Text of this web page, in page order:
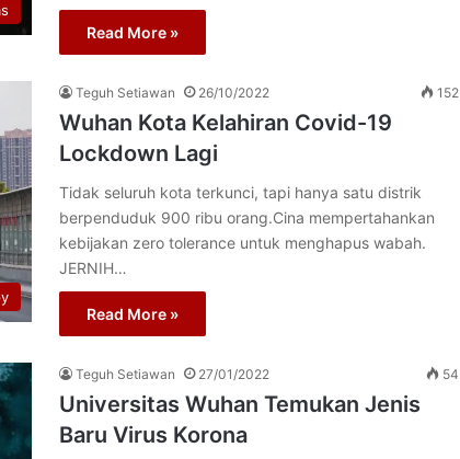
Read More »
Teguh Setiawan 26/10/2022 152
Wuhan Kota Kelahiran Covid-19
Lockdown Lagi
Tidak seluruh kota terkunci, tapi hanya satu distrik
berpenduduk 900 ribu orang.Cina mempertahankan
kebijakan zero tolerance untuk menghapus wabah.
JERNIH…
Read More »
Teguh Setiawan 27/01/2022 54
Universitas Wuhan Temukan Jenis
Baru Virus Korona